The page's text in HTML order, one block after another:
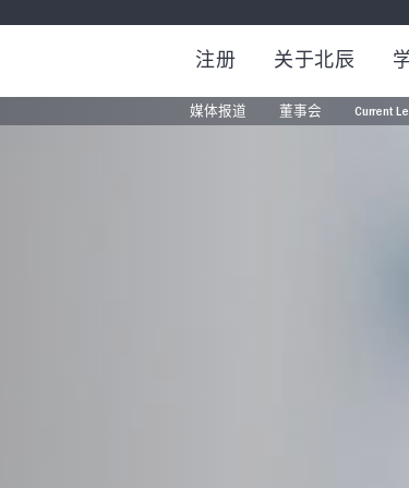
注册 关于北辰
媒体报道 董事会 Current